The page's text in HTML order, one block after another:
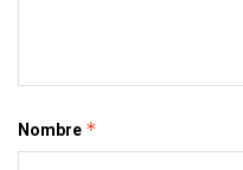
Nombre *